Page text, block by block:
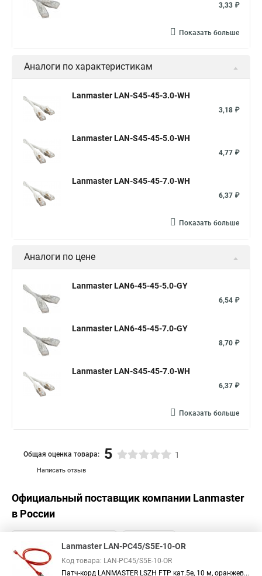
3,33 ₽
Показать больше
Аналоги по характеристикам
Lanmaster LAN-S45-45-3.0-WH
3,18 ₽
Lanmaster LAN-S45-45-5.0-WH
4,77 ₽
Lanmaster LAN-S45-45-7.0-WH
6,37 ₽
Показать больше
Аналоги по цене
Lanmaster LAN6-45-45-5.0-GY
6,54 ₽
Lanmaster LAN6-45-45-7.0-GY
8,70 ₽
Lanmaster LAN-S45-45-7.0-WH
6,37 ₽
Показать больше
Написать отзыв
Общая оценка товара: 5 1
Официальный поставщик компании Lanmaster
в России
Lanmaster LAN-PC45/S5E-10-OR
Код товара: LAN-PC45/S5E-10-OR
Патч-корд LANMASTER LSZH FTP кат.5e, 10 м, оранжев...